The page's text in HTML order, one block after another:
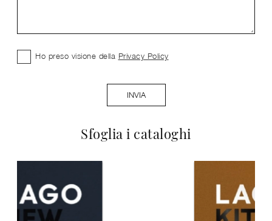
Sfoglia i cataloghi
Ho preso visione della Privacy Policy
INVIA